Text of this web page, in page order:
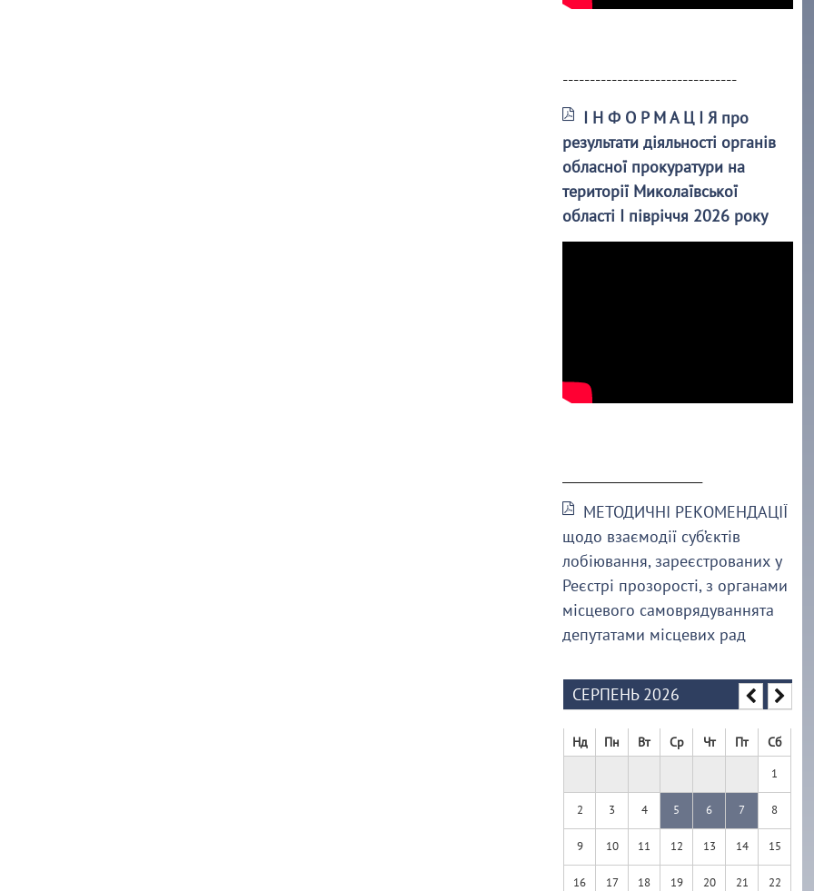
--------------------------------
І Н Ф О Р М А Ц І Я про
результати діяльності органів
обласної прокуратури на
території Миколаївської
області І півріччя 2026 року
МЕТОДИЧНІ РЕКОМЕНДАЦІЇ
щодо взаємодії суб’єктів
лобіювання, зареєстрованих у
Реєстрі прозорості, з органами
місцевого самоврядуваннята
депутатами місцевих рад
СЕРПЕНЬ 2026
Нд Пн Вт Ср Чт Пт Сб
1
2 3 4 5 6 7 8
9 10 11 12 13 14 15
16 17 18 19 20 21 22